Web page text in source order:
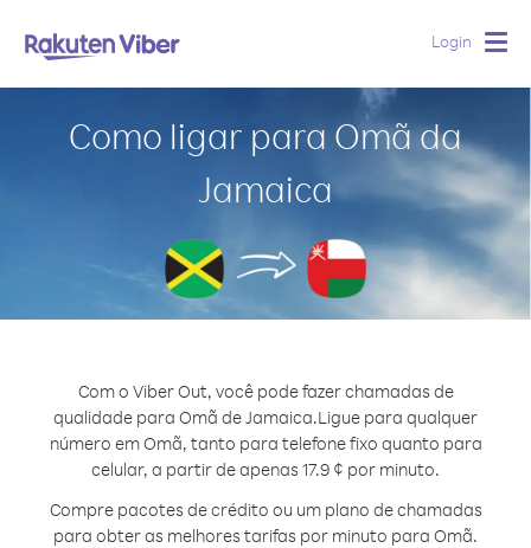
Login
Como ligar para Omã da
Jamaica
Com o Viber Out, você pode fazer chamadas de
qualidade para Omã de Jamaica.Ligue para qualquer
número em Omã, tanto para telefone fixo quanto para
celular, a partir de apenas 17.9 ¢ por minuto.
Compre pacotes de crédito ou um plano de chamadas
para obter as melhores tarifas por minuto para Omã.